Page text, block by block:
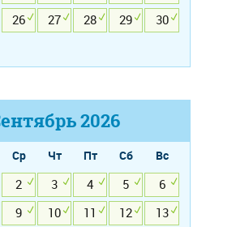
26 27 28 29
30
2026
Ср Чт Пт Сб
Вс
2 3 4 5
6
9 10 11 12
13